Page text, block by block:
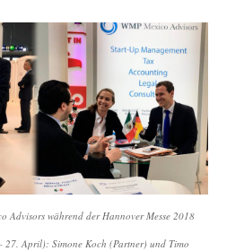
Advisors während der Hannover Messe 2018
27. April): Simone Koch (Partner) und Timo